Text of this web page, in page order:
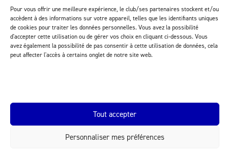
Pour vous offrir une meilleure expérience, le club/ses partenaires stockent et/ou
accèdent à des informations sur votre appareil, telles que les identifiants uniques
de cookies pour traiter les données personnelles. Vous avez la possibilité
d'accepter cette utilisation ou de gérer vos choix en cliquant ci-dessous. Vous
avez également la possibilité de pas consentir à cette utilisation de données, cela
peut affecter l'accès à certains onglet de notre site web.
Tout accepter
Personnaliser mes préférences
Réalisation MTM Agency
INEOS.COM